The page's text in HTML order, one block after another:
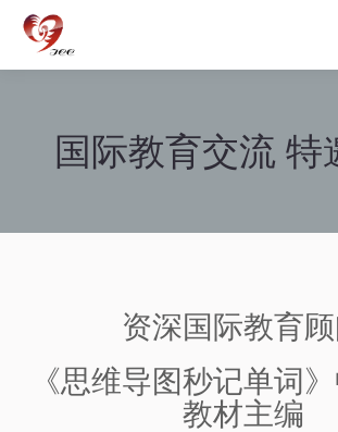
国际教育交流 特
资深国际教育
《思维导图秒记单词
教材主编